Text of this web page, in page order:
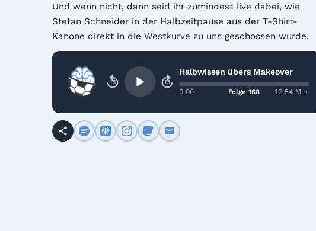
Und wenn nicht, dann seid ihr zumindest live dabei, wie
Stefan Schneider in der Halbzeitpause aus der T-Shirt-
Kanone direkt in die Westkurve zu uns geschossen wurde.
15 15
Halbwissen übers Makeover
0:00 Folge 168 12:54 Min.